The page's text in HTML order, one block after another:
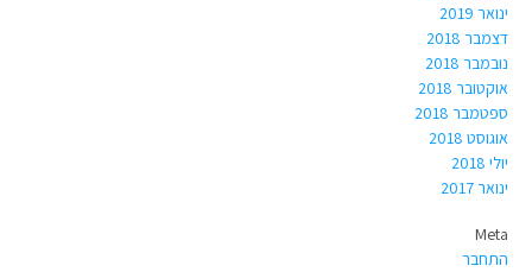
ינואר 2019
דצמבר 2018
נובמבר 2018
אוקטובר 2018
ספטמבר 2018
אוגוסט 2018
יולי 2018
ינואר 2017
Meta
התחבר